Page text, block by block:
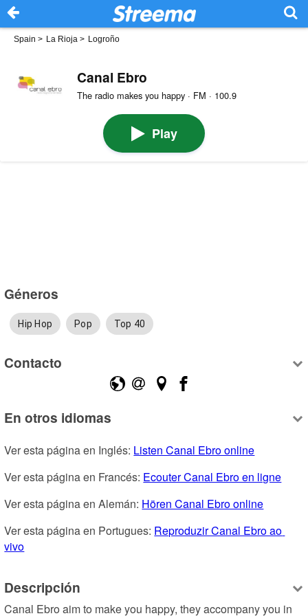
Spain > La Rioja > Logroño
Canal Ebro
The radio makes you happy · FM · 100.9
Play
Géneros
Hip Hop Pop Top 40
Contacto
En otros idiomas
Ver esta página en Inglés: Listen Canal Ebro online
Ver esta página en Francés: Ecouter Canal Ebro en ligne
Ver esta página en Alemán: Hören Canal Ebro online
Ver esta página en Portugues: Reproduzir Canal Ebro ao
vivo
Descripción
Canal Ebro aim to make you happy, they accompany you in